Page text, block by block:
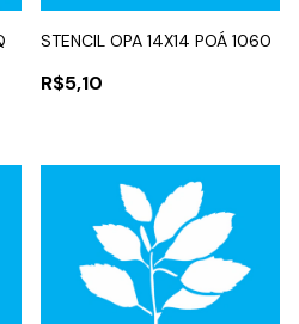
STENCIL OPA 14X14 POÁ 1060
R$5,10